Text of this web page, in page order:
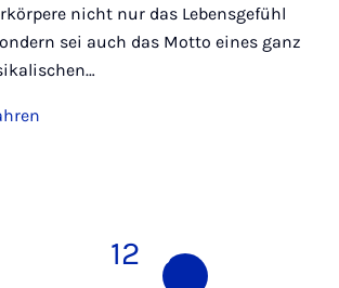
nicht nur das Lebensgefühl
sei auch das Motto eines ganz
12 3